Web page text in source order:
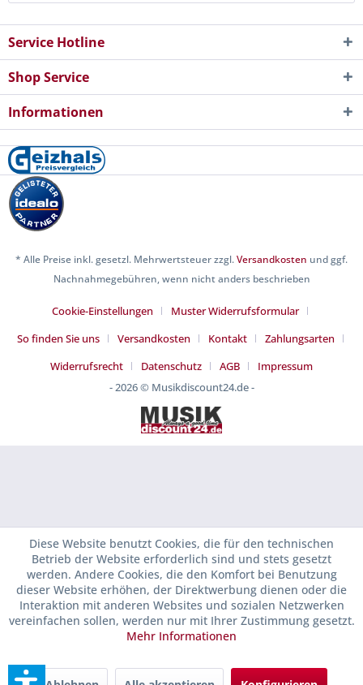
Service Hotline
Shop Service
Informationen
* Alle Preise inkl. gesetzl. Mehrwertsteuer zzgl.Versandkosten und ggf.
Nachnahmegebühren, wenn nicht anders beschrieben
Cookie-Einstellungen
Muster Widerrufsformular
So finden Sie uns
Versandkosten Kontakt
Zahlungsarten
Widerrufsrecht
Datenschutz AGB
Impressum
- 2026 © Musikdiscount24.de -
Diese Website benutzt Cookies, die für den technischen
Betrieb der Website erforderlich sind und stets gesetzt
werden. Andere Cookies, die den Komfort bei Benutzung
dieser Website erhöhen, der Direktwerbung dienen oder die
Interaktion mit anderen Websites und sozialen Netzwerken
vereinfachen sollen, werden nur mit Ihrer Zustimmung gesetzt.
Mehr Informationen